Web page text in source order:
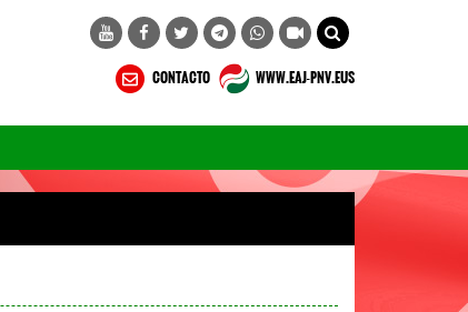
CONTACTO WWW.EAJ-PNV.EUS